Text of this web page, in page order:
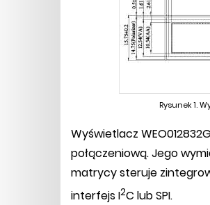
Rysunek 1.
Wyświetlacz
połączeniową. Jego
matrycy steruje
interfejs I2C lub SPI.